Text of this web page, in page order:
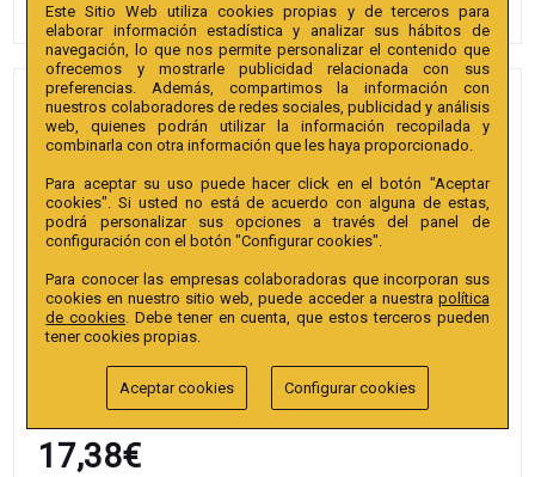
PUNTAS BIANDITZ
HEXAGONAL SEGURIDAD 6 X
Referencia:238793
Colección
Punta Hex. Seguridad 25mm 1/4" Extra.
EAN13:
17,38€
Este Sitio Web utiliza cookies propias y de terceros para
elaborar información estadística y analizar sus hábitos de
navegación, lo que nos permite personalizar el contenido que
ofrecemos y mostrarle publicidad relacionada con sus
preferencias. Además, compartimos la información con
nuestros colaboradores de redes sociales, publicidad y análisis
web, quienes podrán utilizar la información recopilada y
combinarla con otra información que les haya proporcionado.
Para aceptar su uso puede hacer click en el botón "Aceptar
cookies". Si usted no está de acuerdo con alguna de estas,
podrá personalizar sus opciones a través del panel de
configuración con el botón "Configurar cookies".
Para conocer las empresas colaboradoras que incorporan sus
cookies en nuestro sitio web, puede acceder a nuestra política
de cookies . Debe tener en cuenta, que estos terceros pueden
tener cookies propias.
Aceptar cookies Configurar cookies